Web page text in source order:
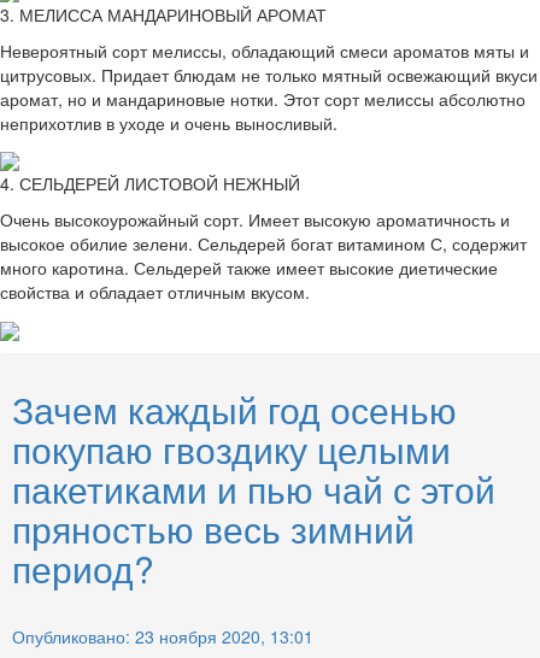
3. МЕЛИССА МАНДАРИНОВЫЙ АРОМАТ
Невероятный сорт мелиссы, обладающий смеси ароматов мяты и
цитрусовых. Придает блюдам не только мятный освежающий вкуси
аромат, но и мандариновые нотки. Этот сорт мелиссы абсолютно
неприхотлив в уходе и очень выносливый.
4. СЕЛЬДЕРЕЙ ЛИСТОВОЙ НЕЖНЫЙ
Очень высокоурожайный сорт. Имеет высокую ароматичность и
высокое обилие зелени. Сельдерей богат витамином С, содержит
много каротина. Сельдерей также имеет высокие диетические
свойства и обладает отличным вкусом.
Зачем каждый год осенью
покупаю гвоздику целыми
пакетиками и пью чай с этой
пряностью весь зимний
период?
Опубликовано: 23 ноября 2020, 13:01